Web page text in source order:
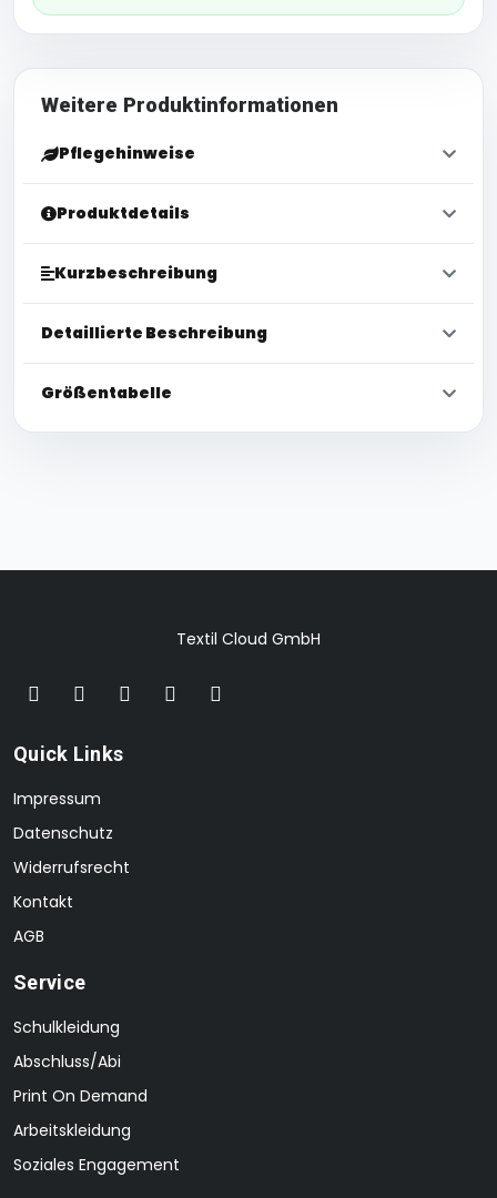
Weitere Produktinformationen
Pflegehinweise
Produktdetails
Kurzbeschreibung
Detaillierte Beschreibung
Größentabelle
Textil Cloud GmbH
Quick Links
Impressum
Datenschutz
Widerrufsrecht
Kontakt
AGB
Service
Schulkleidung
Abschluss/Abi
Print On Demand
Arbeitskleidung
Soziales Engagement